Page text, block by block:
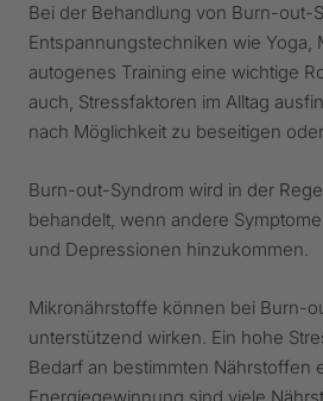
Bei der Behandlung von Burn-out-
Entspannungstechniken wie Yoga,
autogenes Training eine wichtige
auch, Stressfaktoren im Alltag
nach Möglichkeit zu beseitigen
Burn-out-Syndrom wird in der
behandelt, wenn andere
und Depressionen hinzukommen.
Mikronährstoffe können bei Burn-
unterstützend wirken. Ein hohe
Bedarf an bestimmten Nährstoffen